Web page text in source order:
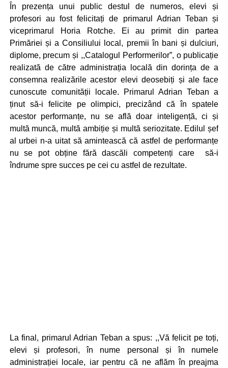
În prezența unui public destul de numeros, elevi și
profesori au fost felicitați de primarul Adrian Teban și
viceprimarul Horia Rotche. Ei au primit din partea
Primăriei și a Consiliului local, premii în bani și dulciuri,
diplome, precum și ,,Catalogul Performerilor”, o publicație
realizată de către administrația locală din dorința de a
consemna realizările acestor elevi deosebiți și ale face
cunoscute comunității locale. Primarul Adrian Teban a
ținut să-i felicite pe olimpici, precizând că în spatele
acestor performanțe, nu se află doar inteligență, ci și
multă muncă, multă ambiție și multă seriozitate. Edilul șef
al urbei n-a uitat să amintească că astfel de performanțe
nu se pot obține fără dascăli competenți care să-i
îndrume spre succes pe cei cu astfel de rezultate.
La final, primarul Adrian Teban a spus: ,,Vă felicit pe toți,
elevi și profesori, în nume personal și în numele
administrației locale, iar pentru că ne aflăm în preajma